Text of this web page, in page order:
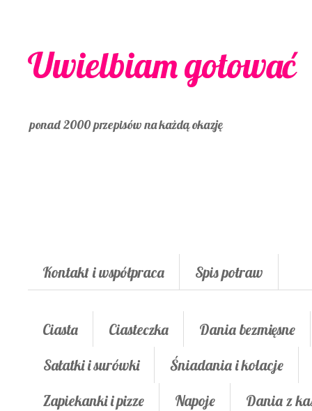
Uwielbiam gotować
ponad 2000 przepisów na każdą okazję
Kontakt i współpraca Spis potraw
Ciasta Ciasteczka
Dania bezmięsne
Sałatki i surówki
Śniadania i kolacje
Zapiekanki i pizze
Napoje Dania z